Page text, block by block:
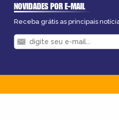
NOVIDADES POR E-MAIL
Receba grátis as principais